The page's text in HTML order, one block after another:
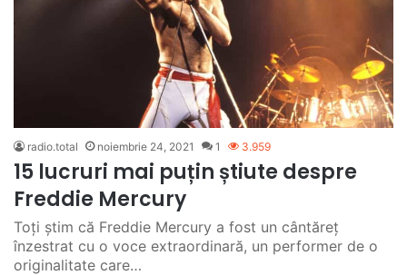
radio.total noiembrie 24, 2021 1 3.959
15 lucruri mai puțin știute despre
Freddie Mercury
Toți știm că Freddie Mercury a fost un cântăreț
înzestrat cu o voce extraordinară, un performer de o
originalitate care…